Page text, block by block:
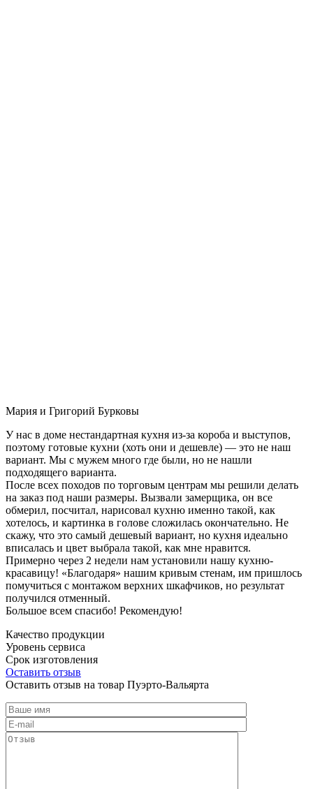
Мария и Григорий Бурковы
У нас в доме нестандартная кухня из-за короба и выступов,
поэтому готовые кухни (хоть они и дешевле) — это не наш
вариант. Мы с мужем много где были, но не нашли
подходящего варианта.
После всех походов по торговым центрам мы решили делать
на заказ под наши размеры. Вызвали замерщика, он все
обмерил, посчитал, нарисовал кухню именно такой, как
хотелось, и картинка в голове сложилась окончательно. Не
скажу, что это самый дешевый вариант, но кухня идеально
вписалась и цвет выбрала такой, как мне нравится.
Примерно через 2 недели нам установили нашу кухню-
красавицу! «Благодаря» нашим кривым стенам, им пришлось
помучиться с монтажом верхних шкафчиков, но результат
получился отменный.
Большое всем спасибо! Рекомендую!
Качество продукции
Уровень сервиса
Срок изготовления
Оставить отзыв
Оставить отзыв на товар Пуэрто-Вальярта